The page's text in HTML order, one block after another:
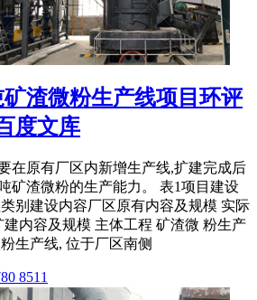
渣微粉生产线项目环评
度文库
在原有厂区内新增生产线,扩建完成后
矿渣微粉的生产能力。 表1项目建设
别建设内容厂区原有内容及规模 实际
内容及规模 主体工程 矿渣微 粉生产
生产线, 位于厂区南侧
8511